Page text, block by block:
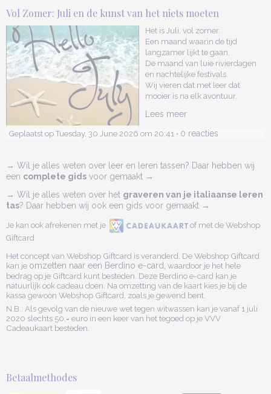
Vol Zomer: Juli en de kunst van het niets moeten
Het is Juli, vol zomer.
Een maand waarin de tijd
langzamer lijkt te gaan.
De maand van luie rivierdagen
en nachtelijke festivals.
Wij vieren dat met leer dat
mooier is na elk avontuur.
Lees meer
Geplaatst op Tuesday, 30 June 2026 om 20:41 • 0 reacties
→ Wil je alles weten over leer en leren tassen? Daar hebben wij
een complete gids voor gemaakt →
→ Wil je alles weten over het graveren van je italiaanse leren
tas? Daar hebben wij ook een gids voor gemaakt →
Je kan ook afrekenen met je
of met de Webshop
Giftcard
Het concept van Webshop Giftcard is veranderd. De Webshop Giftcard
kan je omzetten naar een Berdino e-card, waardoor je het hele
bedrag op je Giftcard kunt besteden. Deze Berdino e-card kan je
natuurlijk ook cadeau doen. Na omzetting van de kaart kies je bij de
kassa gewoon Webshop Giftcard, zoals je gewend bent.
N.B.: Als gevolg van de nieuwe wet tegen witwassen kan je vanaf 1 juli
2020 slechts 50,= euro in een keer van het tegoed op je VVV
Cadeaukaart besteden.
Betaalmethodes